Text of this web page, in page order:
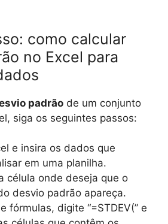
como calcular
no Excel para
padrão de um conjunto
siga os seguintes passos:
e insira os dados que
em uma planilha.
célula onde deseja que o
desvio padrão apareça.
fórmulas, digite “=STDEV(” e